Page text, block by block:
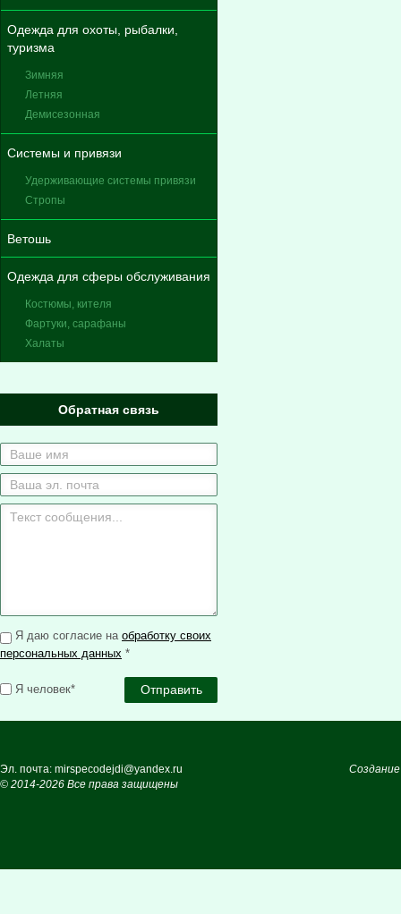
Одежда для охоты, рыбалки,
туризма
Зимняя
Летняя
Демисезонная
Системы и привязи
Удерживающие системы привязи
Стропы
Ветошь
Одежда для сферы обслуживания
Костюмы, кителя
Фартуки, сарафаны
Халаты
Обратная связь
Я даю согласие на обработку своих
персональных данных *
Я человек*
Эл. почта: mirspecodejdi@yandex.ru
© 2014-2026 Все права защищены